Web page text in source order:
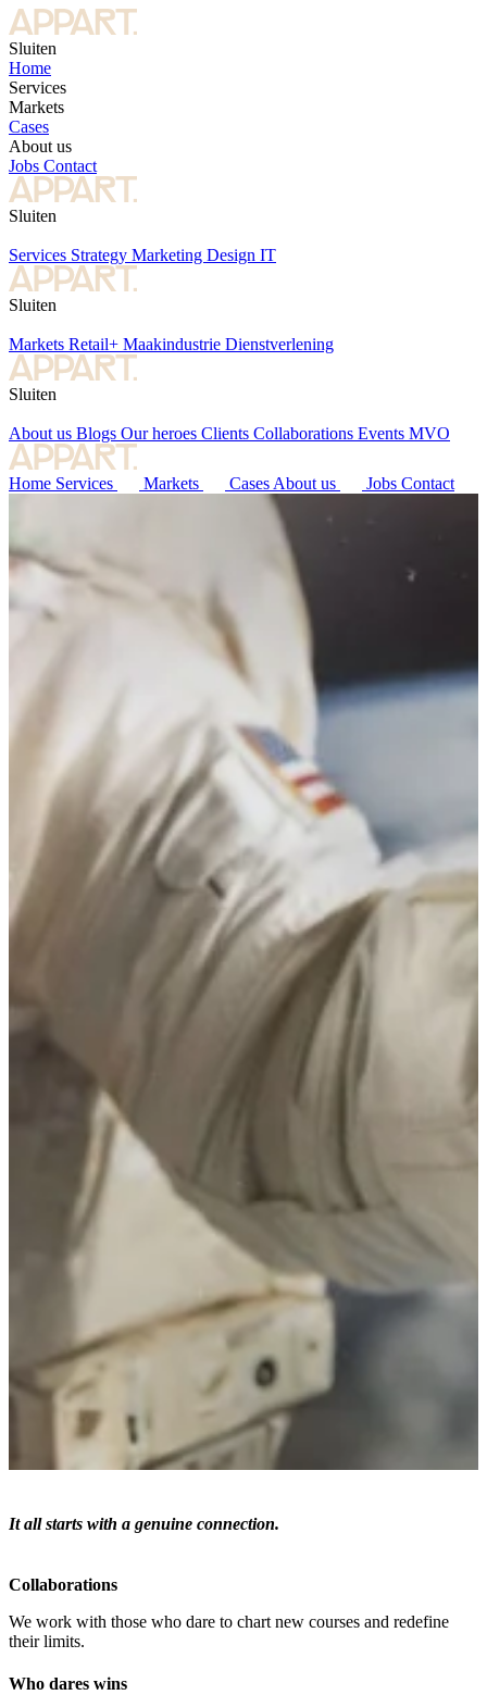
Sluiten
Home
Services
Markets
Cases
About us
Jobs Contact
Sluiten
Services Strategy Marketing Design IT
Sluiten
Markets Retail+ Maakindustrie Dienstverlening
Sluiten
About us Blogs Our heroes Clients Collaborations Events MVO
Home Services Markets Cases About us Jobs Contact
It all starts with a genuine connection.
Collaborations
We work with those who dare to chart new courses and redefine
their limits.
Who dares wins